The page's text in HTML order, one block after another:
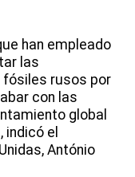
han empleado
las
rusos por
con las
global
el
António